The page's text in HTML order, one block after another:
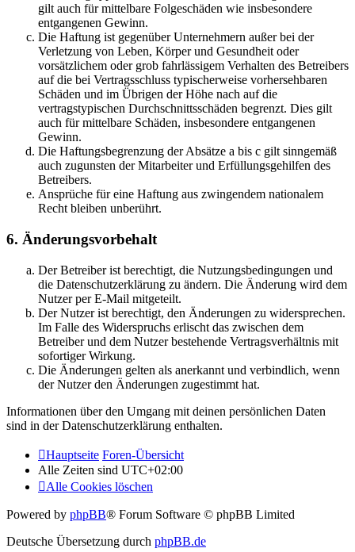
gilt auch für mittelbare Folgeschäden wie insbesondere
entgangenen Gewinn.
Die Haftung ist gegenüber Unternehmern außer bei der
Verletzung von Leben, Körper und Gesundheit oder
vorsätzlichem oder grob fahrlässigem Verhalten des Betreibers
auf die bei Vertragsschluss typischerweise vorhersehbaren
Schäden und im Übrigen der Höhe nach auf die
vertragstypischen Durchschnittsschäden begrenzt. Dies gilt
auch für mittelbare Schäden, insbesondere entgangenen
Gewinn.
Die Haftungsbegrenzung der Absätze a bis c gilt sinngemäß
auch zugunsten der Mitarbeiter und Erfüllungsgehilfen des
Betreibers.
Ansprüche für eine Haftung aus zwingendem nationalem
Recht bleiben unberührt.
6. Änderungsvorbehalt
Der Betreiber ist berechtigt, die Nutzungsbedingungen und
die Datenschutzerklärung zu ändern. Die Änderung wird dem
Nutzer per E-Mail mitgeteilt.
Der Nutzer ist berechtigt, den Änderungen zu widersprechen.
Im Falle des Widerspruchs erlischt das zwischen dem
Betreiber und dem Nutzer bestehende Vertragsverhältnis mit
sofortiger Wirkung.
Die Änderungen gelten als anerkannt und verbindlich, wenn
der Nutzer den Änderungen zugestimmt hat.
Informationen über den Umgang mit deinen persönlichen Daten
sind in der Datenschutzerklärung enthalten.
Hauptseite Foren-Übersicht
Alle Zeiten sind UTC+02:00
Alle Cookies löschen
Powered by phpBB® Forum Software © phpBB Limited
Deutsche Übersetzung durch phpBB.de